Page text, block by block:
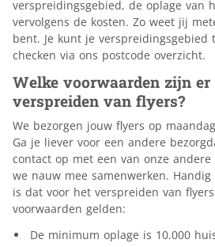
verspreidingsgebied, de oplage van
vervolgens de kosten. Zo weet jij
bent. Je kunt je verspreidingsgebied
checken via ons postcode overzicht.
Welke voorwaarden zijn er
verspreiden van flyers?
We bezorgen jouw flyers op
Ga je liever voor een andere
contact op met een van onze
we nauw mee samenwerken.
is dat voor het verspreiden van
voorwaarden gelden:
De minimum oplage is 10.000